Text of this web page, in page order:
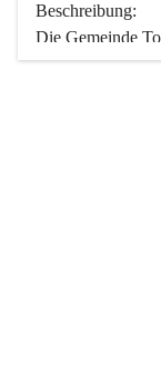
Beschreibung:
Die Gemeinde
Deutsch